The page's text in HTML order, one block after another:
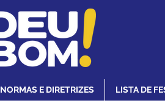
NORMAS E DIRETRIZES LISTA DE